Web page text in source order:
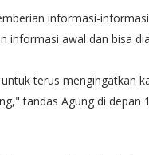
informasi-
informasi awal dan bisa
terus mengingatkan
tandas Agung di